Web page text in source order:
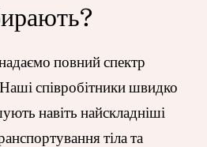
повний спектр
співробітники швидко
навіть найскладніші
тіла та